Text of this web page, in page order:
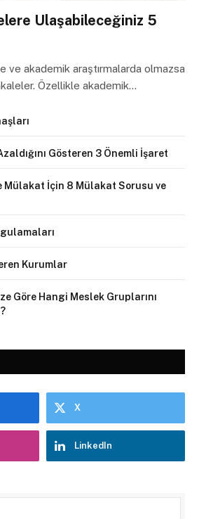
Ulaşabileceğiniz 5
ve akademik araştırmalarda olmazsa
Özellikle akademik…
Gösteren 3 Önemli İşaret
Mülakat İçin 8 Mülakat Sorusu ve
Kurumlar
Göre Hangi Meslek Gruplarını
X
LinkedIn